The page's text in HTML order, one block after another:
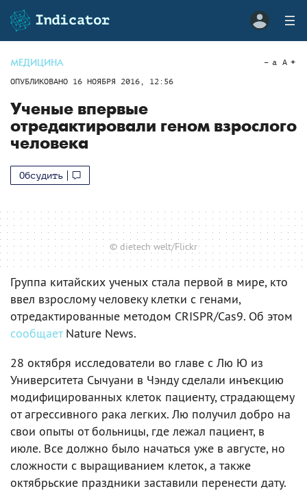
МЕДИЦИНА
ОПУБЛИКОВАНО 16 НОЯБРЯ 2016, 12:56
a A
Ученые впервые
отредактировали геном взрослого
человека
Обсудить
© dietech welt/Flickr
Группа китайских ученых стала первой в мире, кто
ввел взрослому человеку клетки с генами,
отредактированные методом CRISPR/Cas9. Об этом
сообщаетNature News.
28 октября исследователи во главе с Лю Ю из
Университета Сычуани в Чэнду сделали инъекцию
модифицированных клеток пациенту, страдающему
от агрессивного рака легких. Лю получил добро на
свои опыты от больницы, где лежал пациент, в
июле. Все должно было начаться уже в августе, но
сложности с выращиванием клеток, а также
октябрьские праздники заставили перенести дату.